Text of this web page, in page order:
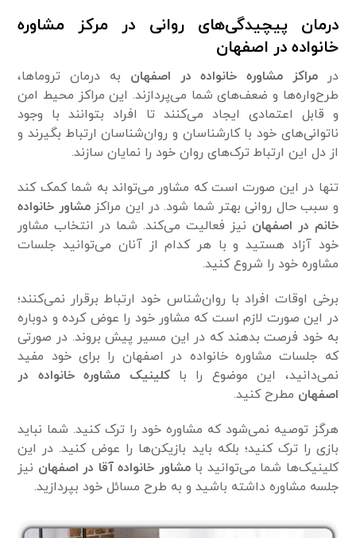
درمان پیچیدگی‌های روانی در مرکز مشاوره
خانواده در اصفهان
درمراکز مشاوره خانواده در اصفهان به درمان تروماها،
طرح‌واره‌ها و ضعف‌های شما می‌پردازند. این مراکز محیط امن
و قابل اعتمادی ایجاد می‌کنند تا افراد بتوانند با وجود
ناتوانی‌های خود با کارشناسان و روان‌شناسان ارتباط بگیرند و
از دل این ارتباط ترک‌های روان خود را نمایان سازند.
تنها در این صورت است که مشاور می‌تواند به شما کمک کند
و سبب حال روانی بهتر شما شود. در این مراکزمشاور خانواده
خانم در اصفهان نیز فعالیت می‌کند. شما در انتخاب مشاور
خود آزاد هستید و با هر کدام از آنان می‌توانید جلسات
مشاوره خود را شروع کنید.
برخی اوقات افراد با روان‌شناس خود ارتباط برقرار نمی‌کنند؛
در این صورت لازم است که مشاور خود را عوض کرده و دوباره
به خود فرصت بدهند که در این مسیر پیش بروند. در صورتی
که جلسات مشاوره خانواده در اصفهان را برای خود مفید
نمی‌دانید، این موضوع را باکلینیک مشاوره خانواده در
اصفهان مطرح کنید.
هرگز توصیه نمی‌شود که مشاوره خود را ترک کنید. شما نباید
بازی را ترک کنید؛ بلکه باید بازیکن‌ها را عوض کنید. در این
کلینیک‌ها شما می‌توانید بامشاور خانواده آقا در اصفهان نیز
جلسه مشاوره داشته باشید و به طرح مسائل خود بپردازید.